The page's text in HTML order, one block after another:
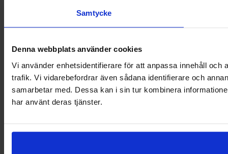
Samtycke
Denna webbplats använder cookies
Vi använder enhetsidentifierare för att anpassa innehåll
trafik. Vi vidarebefordrar även sådana identifierare och
samarbetar med. Dessa kan i sin tur kombinera
har använt deras tjänster.